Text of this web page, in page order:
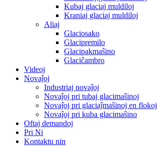
Kubaj glaciaj muldiloj
Kraniaj glaciaj muldiloj
Aliaj
Glaciosako
Glacipremilo
Glacipakmaŝino
Glaciĉambro
Videoj
Novaĵoj
Industriaj novaĵoj
Novaĵoj pri tubaj glacimaŝinoj
Novaĵoj pri glaciaĵmaŝinoj en flokoj
Novaĵoj pri kuba glacimaŝino
Oftaj demandoj
Pri Ni
Kontaktu nin